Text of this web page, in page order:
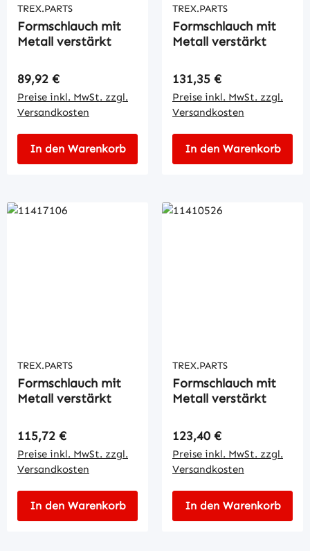
TREX.PARTS
Formschlauch mit
Metall verstärkt
Regulärer Preis:
89,92 €
Preise inkl. MwSt. zzgl.
Versandkosten
In den Warenkorb
TREX.PARTS
Formschlauch mit
Metall verstärkt
Regulärer Preis:
131,35 €
Preise inkl. MwSt. zzgl.
Versandkosten
In den Warenkorb
TREX.PARTS
Formschlauch mit
Metall verstärkt
Regulärer Preis:
115,72 €
Preise inkl. MwSt. zzgl.
Versandkosten
In den Warenkorb
TREX.PARTS
Formschlauch mit
Metall verstärkt
Regulärer Preis:
123,40 €
Preise inkl. MwSt. zzgl.
Versandkosten
In den Warenkorb